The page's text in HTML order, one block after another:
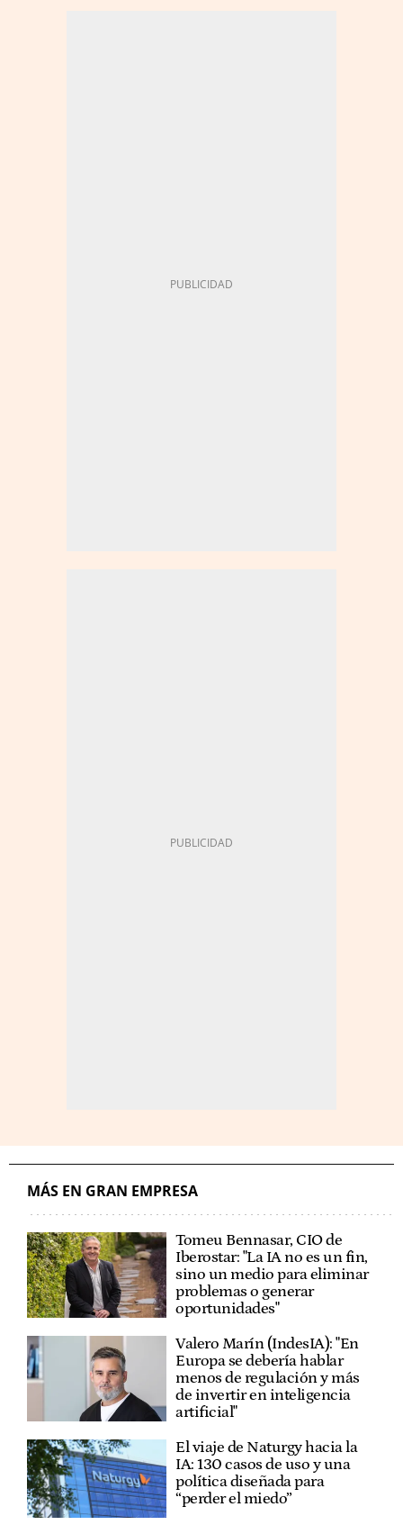
MÁS EN GRAN EMPRESA
Tomeu Bennasar, CIO de
Iberostar: "La IA no es un fin,
sino un medio para eliminar
problemas o generar
oportunidades"
Valero Marín (IndesIA): "En
Europa se debería hablar
menos de regulación y más
de invertir en inteligencia
artificial"
El viaje de Naturgy hacia la
IA: 130 casos de uso y una
política diseñada para
“perder el miedo”